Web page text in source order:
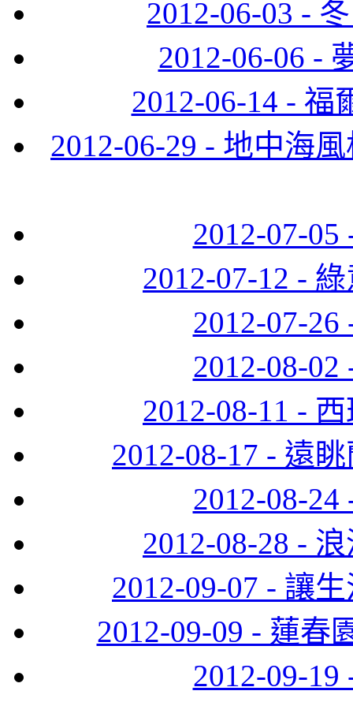
2012-06-03 -
2012-06-06 -
2012-06-14 -
2012-06-29 - 地中海
2012-07-
2012-07-12 -
2012-07-
2012-08-
2012-08-11 -
2012-08-17 - 遠
2012-08-
2012-08-28 -
2012-09-07 - 讓
2012-09-09 - 蓮春
2012-09-